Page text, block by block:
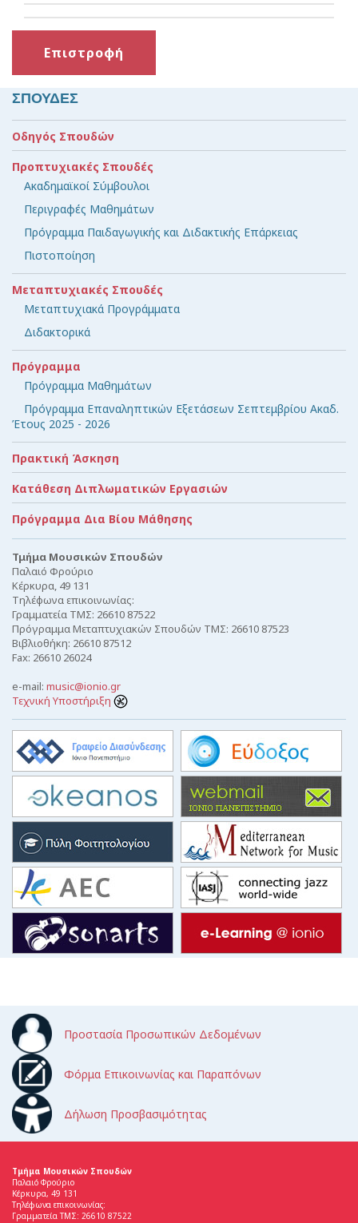
Επιστροφή
ΣΠΟΥΔΕΣ
Οδηγός Σπουδών
Προπτυχιακές Σπουδές
Ακαδημαϊκοί Σύμβουλοι
Περιγραφές Μαθημάτων
Πρόγραμμα Παιδαγωγικής και Διδακτικής Επάρκειας
Πιστοποίηση
Μεταπτυχιακές Σπουδές
Μεταπτυχιακά Προγράμματα
Διδακτορικά
Πρόγραμμα
Πρόγραμμα Μαθημάτων
Πρόγραμμα Επαναληπτικών Εξετάσεων Σεπτεμβρίου Ακαδ.
Έτους 2025 - 2026
Πρακτική Άσκηση
Κατάθεση Διπλωματικών Εργασιών
Πρόγραμμα Δια Βίου Μάθησης
Τμήμα Μουσικών Σπουδών
Παλαιό Φρούριο
Κέρκυρα, 49 131
Τηλέφωνα επικοινωνίας:
Γραμματεία ΤΜΣ: 26610 87522
Πρόγραμμα Μεταπτυχιακών Σπουδών ΤΜΣ: 26610 87523
Βιβλιοθήκη: 26610 87512
Fax: 26610 26024
e-mail: music@ionio.gr
Τεχνική Υποστήριξη
Προστασία Προσωπικών Δεδομένων
Φόρμα Επικοινωνίας και Παραπόνων
Δήλωση Προσβασιμότητας
Τμήμα Μουσικών Σπουδών
Παλαιό Φρούριο
Κέρκυρα, 49 131
Τηλέφωνα επικοινωνίας:
Γραμματεία ΤΜΣ: 26610 87522